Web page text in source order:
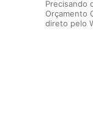
Precisando
Orçamento
direto pelo